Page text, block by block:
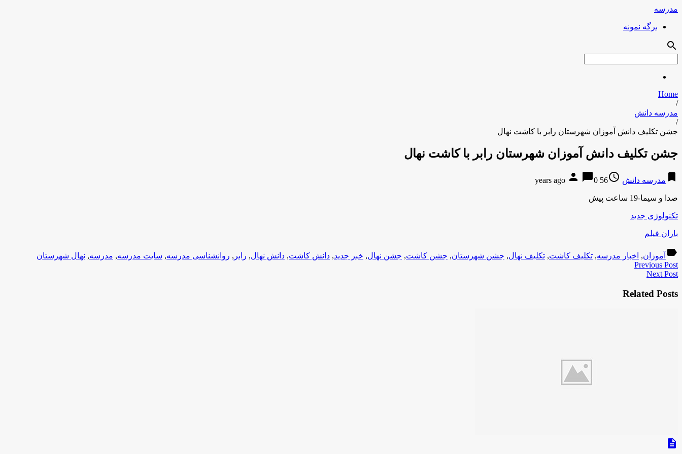
مدرسه
برگه نمونه
search
Home
/
مدرسه دانش
/
جشن تکلیف دانش آموزان شهرستان رابر با کاشت نهال
جشن تکلیف دانش آموزان شهرستان رابر با کاشت نهال
bookmark مدرسه دانش access_time
56 years ago
person chat_bubble0
صدا و سیما-19 ساعت پیش
تکنولوژی جدید
باران فیلم
label آموزان, اخبار مدرسه, تکلیف کاشت, تکلیف نهال, جشن شهرستان, جشن کاشت, جشن نهال, خبر جدید, دانش کاشت, دانش نهال, رابر , روانشناسی مدرسه, سایت مدرسه, مدرسه, نهال شهرستان
Previous Post
Next Post
Related Posts
description